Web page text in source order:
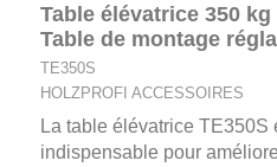
Table élévatrice 350 kg
Table de montage
TE350S
HOLZPROFI ACCESSOIRES
La table élévatrice TE350S
indispensable pour